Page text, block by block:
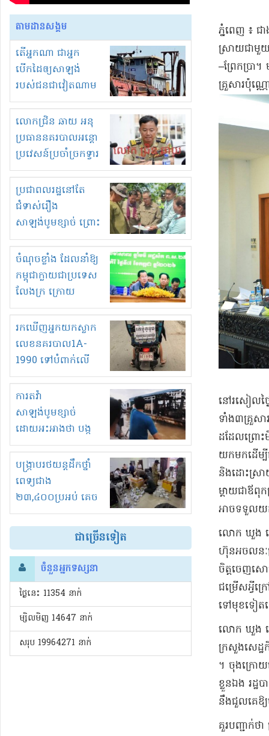
តាមដានសង្គម
តើអ្នកណា ជាអ្នក
បើកដៃឲ្យសាឡង់
របស់ជនជាវៀតណាម
ចូល មកខុស
ច្បាប់លួចបូមខ្សាច់នៅ
ក្នុងប្រទេសកម្ពុជា
លោកជ្រិន ឆាយ អនុ
ប្រធាននគរបាលអន្តោ
ប្រវេសន៍ប្រចាំច្រកទ្វារ
ព្រំដែនភ្នំឌិន និងឈ្មួញ
មួយចំនួនទៀត
កំពង់តែគុបគិតគ្នា
ធ្វើសកម្មភាពរកស៊ីនិង
ស្តុកទំនិញគេចពន្ធ?
ប្រជាពលរដ្ឋនៅតែ
ជំទាស់រឿង
សាឡង់បូមខ្សាច់ ព្រោះ
ខ្លាចបាក់ច្រាំងទៀត!
ចំណុចខ្លាំង ដែលនាំឱ្យ
កម្ពុជាក្លាយជាប្រទេស
លែងក្រ ក្រោយ
ឆ្នាំ២០៣០
រកឃើញអ្នកយកស្លាក
លេខនគរបាល1A-
1990 ទៅបំពាក់លើ
ម៉ូតូរបស់ខ្លួន ដាកផ្លាក
រត់ឌុបហើយ
ការតវ៉ា
សាឡង់បូមខ្សាច់
ដោយអះអាងថា បង្ក
បាក់ច្រាំងទន្លេ និង
រំខានទាំងយប់ទាំងថ្ងៃ
បង្ក្រាបរថយន្តដឹកថ្នាំ
ពេទ្យជាង
២៣,៤០០ប្រអប់ គេច
ពន្ធនិងអត់ច្បាប់នាំ
ចូល!?
ជាច្រើនទៀត
ចំនួនអ្នកទស្សនា
ថ្ងៃនេះ​ 11354 នាក់
ម្សិលមិញ 14647 នាក់
សរុប 19964271 នាក់
ភ្នំពេញ ៖ ជ
ស្រាយ​ជាមួយ​
–​ព្រែកប្រ
គ្រួសារ​ប៉ុណ្ណ
នៅ​រសៀល​ថ្
ទាំង​៣​គ្រួស
ដដែល​ព្រោ
យកមក​ដើម្បី​
និង​ដោះស្រា
ម្ដាយ​ជា​ឪពុ
អាច​ទទួលយ
លោក ឃួ​ង ស្
ហ៊ុន​អចលនៈ
ចិត្ត​ចេញ​សោ
ជម្រើស​អ្វី​ក្
ទៅមុខទៀត​ទ
លោក ឃួ​ង ស្
ក្រសួង​សេដ្ឋ
។ ចុង​ក្រោយ
ខ្លួនឯង រដ្ឋ
នឹង​ជួល​គេ​ឱ្យ
គួរ​បញ្ជាក់